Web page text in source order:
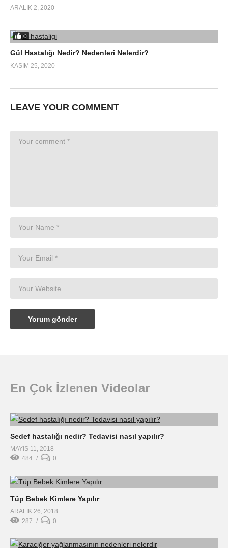
ARALIK 2, 2020
0
Gül Hastalığı Nedir? Nedenleri Nelerdir?
KASIM 25, 2020
LEAVE YOUR COMMENT
En Çok İzlenen Videolar
Sedef hastalığı nedir? Tedavisi nasıl yapılır?
MAYIS 11, 2018
484
0
Tüp Bebek Kimlere Yapılır
ARALIK 26, 2018
287
0